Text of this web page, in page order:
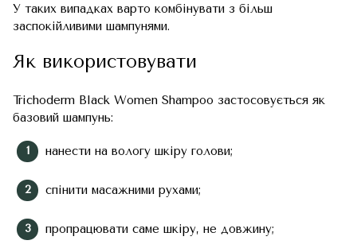
У таких випадках варто комбінувати з більш
заспокійливими шампунями.
Як використовувати
Trichoderm Black Women Shampoo застосовується як
базовий шампунь:
нанести на вологу шкіру голови;
спінити масажними рухами;
пропрацювати саме шкіру, не довжину;